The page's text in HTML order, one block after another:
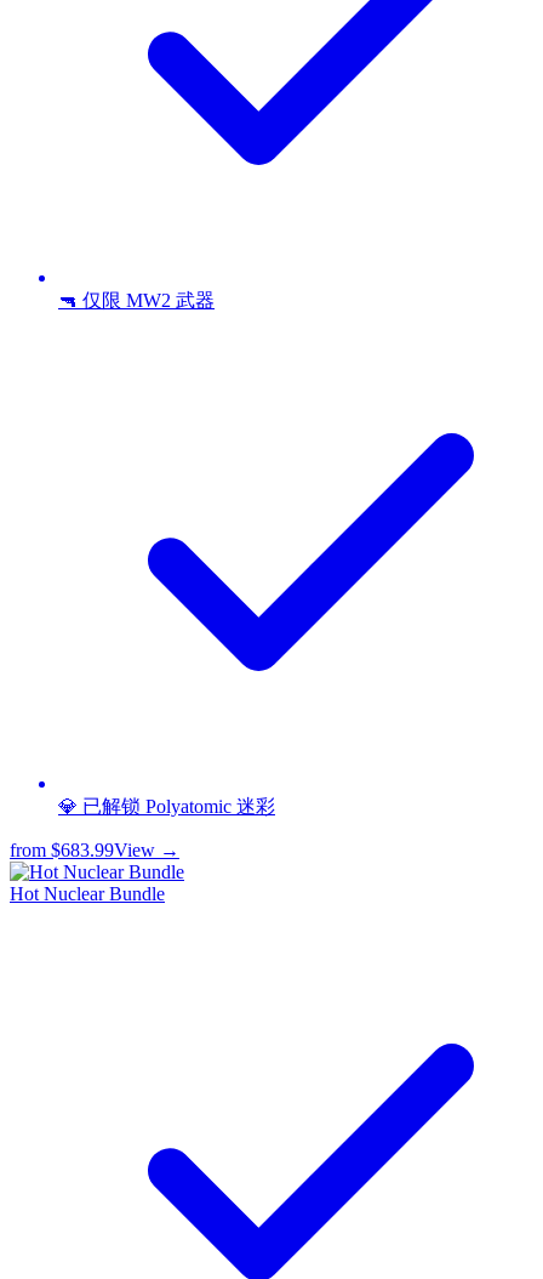
🔫 仅限 MW2 武器
💎 已解锁 Polyatomic 迷彩
from $683.99View →
Hot Nuclear Bundle